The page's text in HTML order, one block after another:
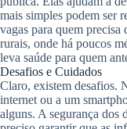
mais simples podem ser
vagas para quem precisa
rurais, onde há poucos
leva saúde para quem
Desafios e Cuidados
Claro, existem desafios.
internet ou a um
alguns. A segurança dos